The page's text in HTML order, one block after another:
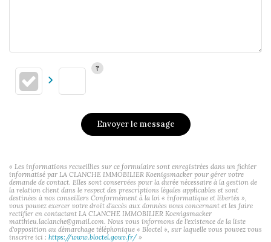
Envoyer le message
« Les informations recueillies sur ce formulaire sont enregistrées dans un fichier
informatisé par LA CLANCHE IMMOBILIER Koenigsmacker pour gérer votre
demande de contact. Elles sont conservées pour la durée nécessaire à la gestion de
la relation client dans le respect des prescriptions légales applicables et sont
destinées à nos conseillers Conformément à la loi « informatique et libertés »,
vous pouvez exercer votre droit d'accès aux données vous concernant et les faire
rectifier en contactant LA CLANCHE IMMOBILIER Koenigsmacker
matthieu.laclanche@gmail.com. Nous vous informons de l'existence de la liste
d'opposition au démarchage téléphonique « Bloctel », sur laquelle vous pouvez vous
inscrire ici : https://www.bloctel.gouv.fr/»